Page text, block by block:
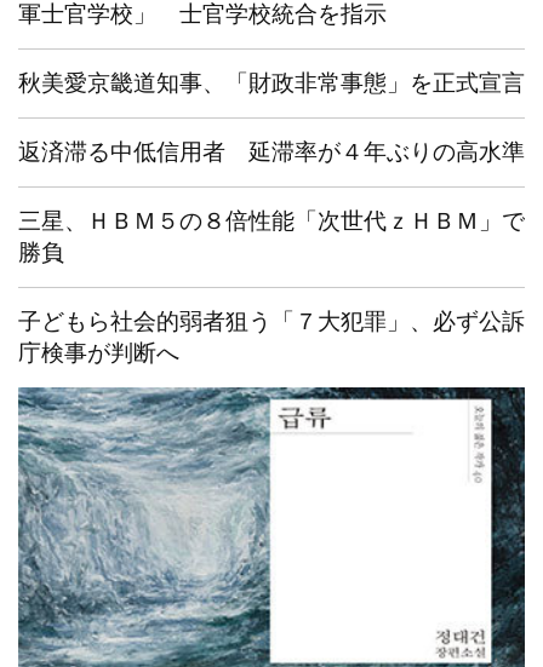
軍士官学校」 士官学校統合を指示
秋美愛京畿道知事、「財政非常事態」を正式宣言
返済滞る中低信用者 延滞率が４年ぶりの高水準
三星、ＨＢＭ５の８倍性能「次世代ｚＨＢＭ」で
勝負
子どもら社会的弱者狙う「７大犯罪」、必ず公訴
庁検事が判断へ